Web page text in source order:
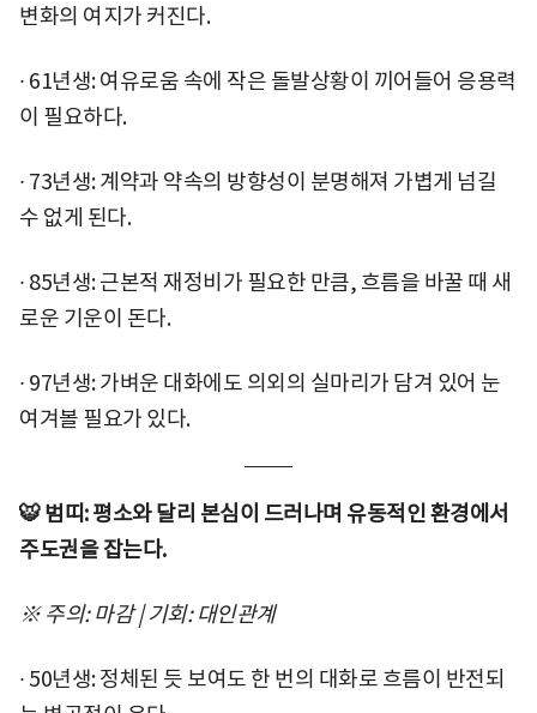
변화의 여지가 커진다.
∙ 61년생: 여유로움 속에 작은 돌발상황이 끼어들어 응용력
이 필요하다.
∙ 73년생: 계약과 약속의 방향성이 분명해져 가볍게 넘길
수 없게 된다.
∙ 85년생: 근본적 재정비가 필요한 만큼, 흐름을 바꿀 때 새
로운 기운이 돈다.
∙ 97년생: 가벼운 대화에도 의외의 실마리가 담겨 있어 눈
여겨볼 필요가 있다.
🐯 범띠: 평소와 달리 본심이 드러나며 유동적인 환경에서
주도권을 잡는다.
※ 주의: 마감 | 기회: 대인관계
∙ 50년생: 정체된 듯 보여도 한 번의 대화로 흐름이 반전되